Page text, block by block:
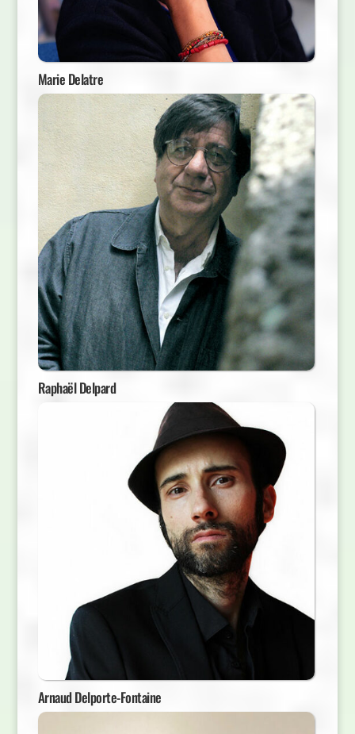
Marie Delatre
Raphaël Delpard
Arnaud Delporte-Fontaine